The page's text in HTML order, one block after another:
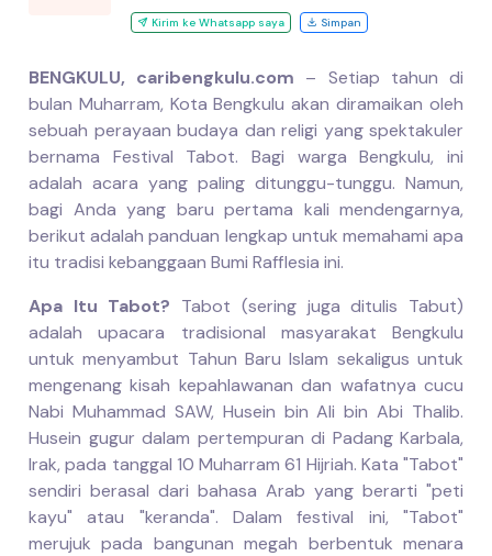
Kirim ke Whatsapp saya Simpan
BENGKULU, caribengkulu.com – Setiap tahun di
bulan Muharram, Kota Bengkulu akan diramaikan oleh
sebuah perayaan budaya dan religi yang spektakuler
bernama Festival Tabot. Bagi warga Bengkulu, ini
adalah acara yang paling ditunggu-tunggu. Namun,
bagi Anda yang baru pertama kali mendengarnya,
berikut adalah panduan lengkap untuk memahami apa
itu tradisi kebanggaan Bumi Rafflesia ini.
Apa Itu Tabot? Tabot (sering juga ditulis Tabut)
adalah upacara tradisional masyarakat Bengkulu
untuk menyambut Tahun Baru Islam sekaligus untuk
mengenang kisah kepahlawanan dan wafatnya cucu
Nabi Muhammad SAW, Husein bin Ali bin Abi Thalib.
Husein gugur dalam pertempuran di Padang Karbala,
Irak, pada tanggal 10 Muharram 61 Hijriah. Kata "Tabot"
sendiri berasal dari bahasa Arab yang berarti "peti
kayu" atau "keranda". Dalam festival ini, "Tabot"
merujuk pada bangunan megah berbentuk menara